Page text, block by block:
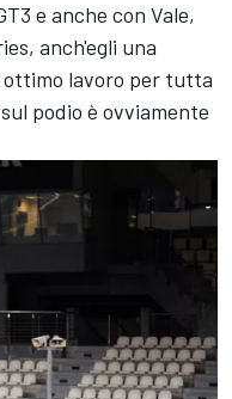
e anche con Vale,
anch'egli una
lavoro per tutta
podio è ovviamente